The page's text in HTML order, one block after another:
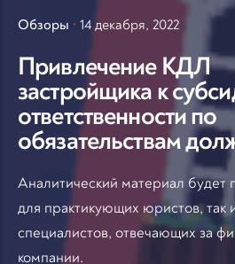
Обзоры 14 декабря, 2022
Привлечение КДЛ
застройщика к
ответственности по
обязательствам
Аналитический материал будет
для практикующих юристов, так
специалистов, отвечающих за
компании.